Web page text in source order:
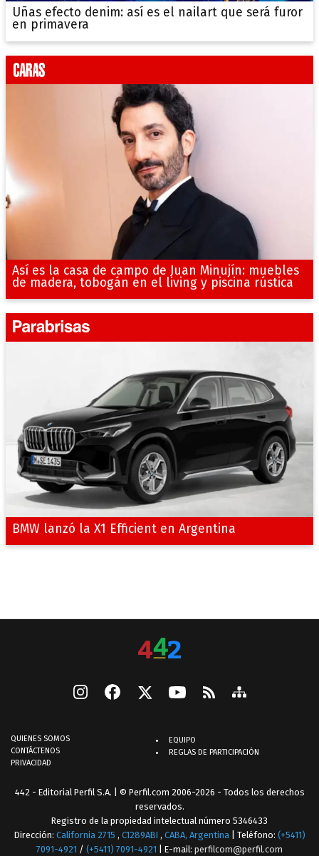
Uñas efecto denim: así es el nailart que será furor
en primavera
Así es la casa de campo de Juan Minujín: muebles
de madera, tobogán en el living y piscina rústica
BMW lanzó la X1 Efficient en Argentina
QUIENES SOMOS
CONTÁCTENOS
PRIVACIDAD
EQUIPO
REGLAS DE PARTICIPACIÓN
442 - Editorial Perfil S.A. | © Perfil.com 2006-2026 - Todos los derechos
reservados.
Registro de la propiedad intelectual número 5346433
Dirección: California 2715 , C1289ABI , CABA, Argentina | Teléfono: (+5411)
7091-4921 / (+5411) 7091-4921 | E-mail: perfilcom@perfil.com